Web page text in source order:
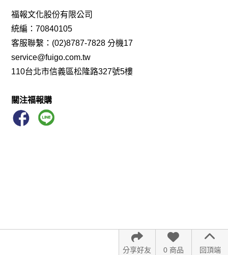
福報文化股份有限公司
統編：70840105
客服聯繫：(02)8787-7828 分機17
service@fuigo.com.tw
110台北市信義區松隆路327號5樓
關注福報購
回頂端
0 商品
分享好友